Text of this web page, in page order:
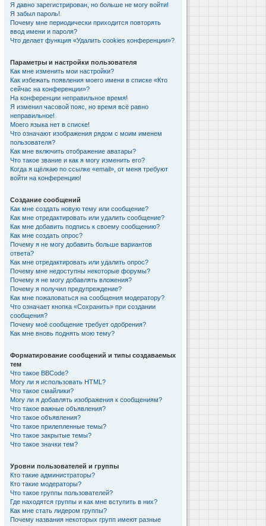
Я давно зарегистрирован, но больше не могу войти!
Я забыл пароль!
Почему мне периодически приходится повторять
ввод имени и пароля?
Что делает функция «Удалить cookies конференции»?
Параметры и настройки пользователя
Как мне изменить мои настройки?
Как избежать появления моего имени в списке «Кто
сейчас на конференции»?
На конференции неправильное время!
Я изменил часовой пояс, но время всё равно
неправильное!
Моего языка нет в списке!
Что означают изображения рядом с моим именем
пользователя?
Как мне включить отображение аватары?
Что такое звание и как я могу изменить его?
Когда я щёлкаю по ссылке «email», от меня требуют
войти на конференцию!
Создание сообщений
Как мне создать новую тему или сообщение?
Как мне отредактировать или удалить сообщение?
Как мне добавить подпись к своему сообщению?
Как мне создать опрос?
Почему я не могу добавить больше вариантов
ответа?
Как мне отредактировать или удалить опрос?
Почему мне недоступны некоторые форумы?
Почему я не могу добавлять вложения?
Почему я получил предупреждение?
Как мне пожаловаться на сообщения модератору?
Что означает кнопка «Сохранить» при создании
сообщения?
Почему моё сообщение требует одобрения?
Как мне вновь поднять мою тему?
Форматирование сообщений и типы создаваемых
тем
Что такое BBCode?
Могу ли я использовать HTML?
Что такое смайлики?
Могу ли я добавлять изображения к сообщениям?
Что такое важные объявления?
Что такое объявления?
Что такое прилепленные темы?
Что такое закрытые темы?
Что такое значки тем?
Уровни пользователей и группы
Кто такие администраторы?
Кто такие модераторы?
Что такое группы пользователей?
Где находятся группы и как мне вступить в них?
Как мне стать лидером группы?
Почему названия некоторых групп имеют разные